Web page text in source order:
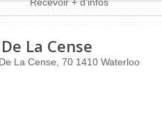
La Cense
La Cense, 70 1410 Waterloo